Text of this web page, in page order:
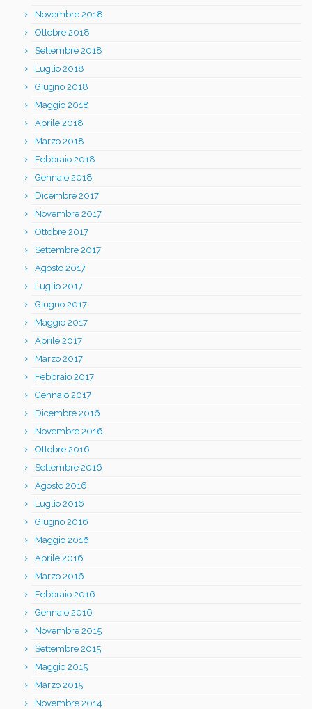
Novembre 2018
Ottobre 2018
Settembre 2018
Luglio 2018
Giugno 2018
Maggio 2018
Aprile 2018
Marzo 2018
Febbraio 2018
Gennaio 2018
Dicembre 2017
Novembre 2017
Ottobre 2017
Settembre 2017
Agosto 2017
Luglio 2017
Giugno 2017
Maggio 2017
Aprile 2017
Marzo 2017
Febbraio 2017
Gennaio 2017
Dicembre 2016
Novembre 2016
Ottobre 2016
Settembre 2016
Agosto 2016
Luglio 2016
Giugno 2016
Maggio 2016
Aprile 2016
Marzo 2016
Febbraio 2016
Gennaio 2016
Novembre 2015
Settembre 2015
Maggio 2015
Marzo 2015
Novembre 2014